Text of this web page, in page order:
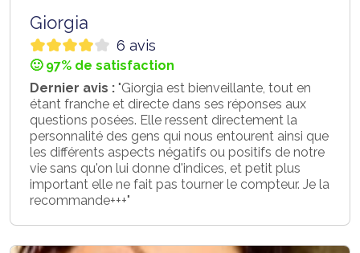
Giorgia
6 avis
🙂 97% de satisfaction
Dernier avis : "Giorgia est bienveillante, tout en
étant franche et directe dans ses réponses aux
questions posées. Elle ressent directement la
personnalité des gens qui nous entourent ainsi que
les différents aspects négatifs ou positifs de notre
vie sans qu'on lui donne d'indices, et petit plus
important elle ne fait pas tourner le compteur. Je la
recommande+++"